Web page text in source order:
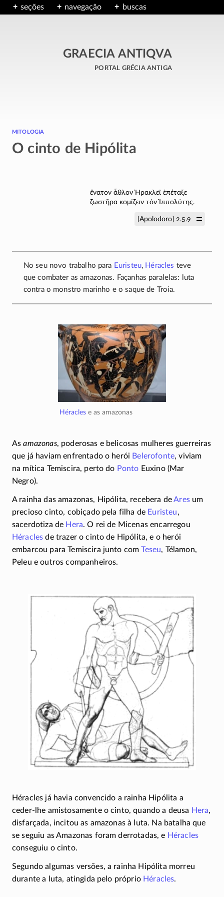
seções navegação buscas
GRAECIA ANTIQVA
portal grécia antiga
mitologia
O cinto de Hipólita
ἔνατον ἆθλον Ἡρακλεῖ ἐπέταξε
ζωστῆρα κομίζειν τὸν Ἱππολύτης.
[Apolodoro] 2.5.9
No seu novo trabalho para Euristeu, Héracles teve
que combater as amazonas. Façanhas paralelas: luta
contra o monstro marinho e o saque de Troia.
Héracles e as amazonas
Asamazonas, poderosas e belicosas mulheres guerreiras
que já haviam enfrentado o herói Belerofonte, viviam
na mítica Temiscira, perto do Ponto Euxino (Mar
Negro).
A rainha das amazonas, Hipólita, recebera deAresum
precioso cinto, cobiçado pela filha de Euristeu,
sacerdotiza de Hera. O rei de Micenas encarregou
Héracles de trazer o cinto de Hipólita, e o herói
embarcou para Temiscira junto comTeseu, Télamon,
Peleu e outros companheiros.
Héracles já havia convencido a rainha Hipólita a
ceder-lhe amistosamente o cinto, quando a deusa Hera,
disfarçada, incitou as amazonas à luta. Na batalha que
se seguiu as Amazonas foram derrotadas, e Héracles
conseguiu o cinto.
Segundo algumas versões, a rainha Hipólita morreu
durante a luta, atingida pelo próprio Héracles.